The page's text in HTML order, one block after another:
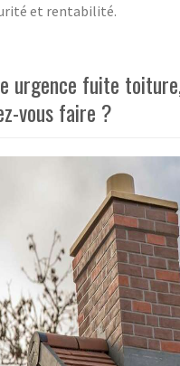
et rentabilité.
urgence fuite
vous faire ?